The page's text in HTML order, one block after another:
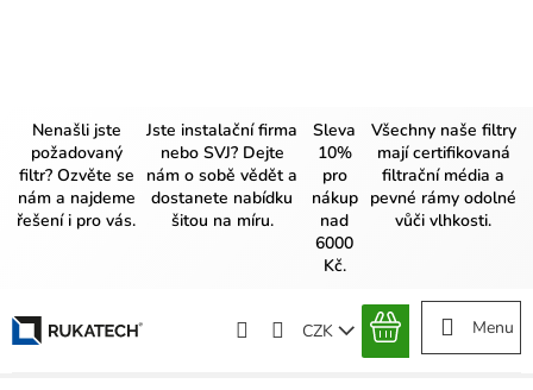
Nenašli jste
požadovaný
filtr? Ozvěte se
nám a najdeme
řešení i pro vás.
Jste instalační firma
nebo SVJ? Dejte
nám o sobě vědět a
dostanete nabídku
šitou na míru.
Sleva
10%
pro
nákup
nad
6000
Kč.
Všechny naše filtry
mají certifikovaná
filtrační média a
pevné rámy odolné
vůči vlhkosti.
CZK
NÁKUPNÍ